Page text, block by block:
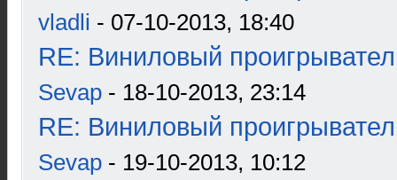
vladli - 07-10-2013, 18:40
RE: Виниловый
Sevap - 18-10-2013, 23:14
RE: Виниловый
Sevap - 19-10-2013, 10:12